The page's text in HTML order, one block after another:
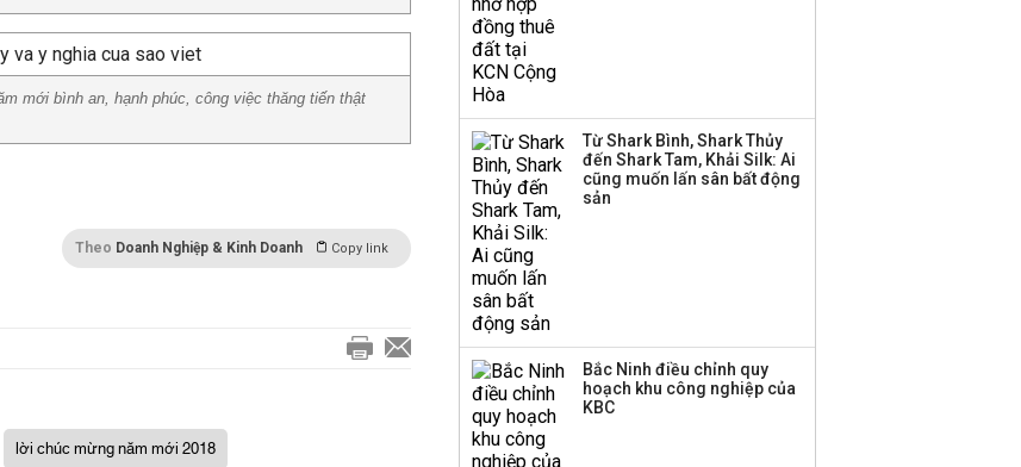
mới bình an, hạnh phúc, công việc thăng tiến thật
Theo Doanh Nghiệp & Kinh Doanh Copy link
lời chúc mừng năm mới 2018
Công ty 100 tỷ của
Huấn Hoa Hồng bỗng
dưng ‘biến mất’, một
Từ Shark Bình, Shark Thủy
đến Shark Tam, Khải Silk: Ai
cũng muốn lấn sân bất động
sản
Bắc Ninh điều chỉnh quy
hoạch khu công nghiệp của
KBC